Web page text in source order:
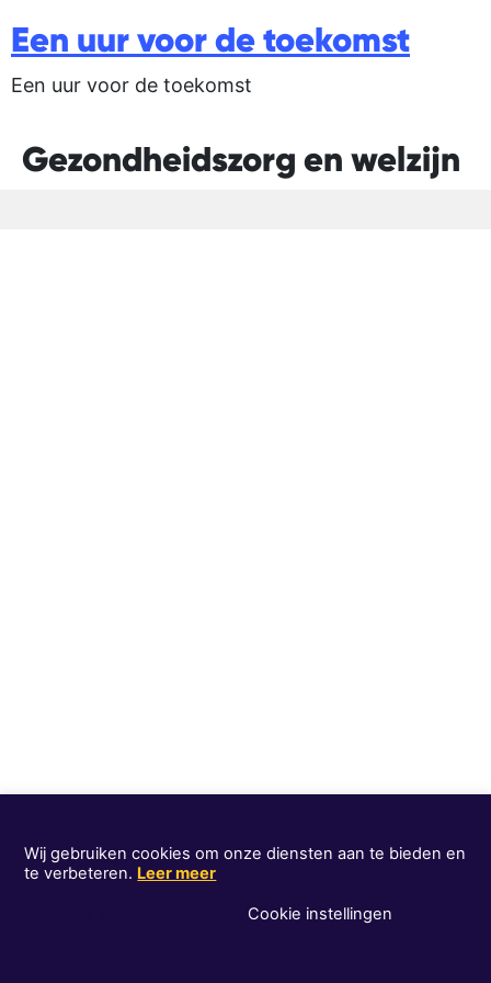
Een uur voor de toekomst
Een uur voor de toekomst
Gezondheidszorg en welzijn
Wij gebruiken cookies om onze diensten aan te bieden en
te verbeteren. Leer meer
Cookie instellingen